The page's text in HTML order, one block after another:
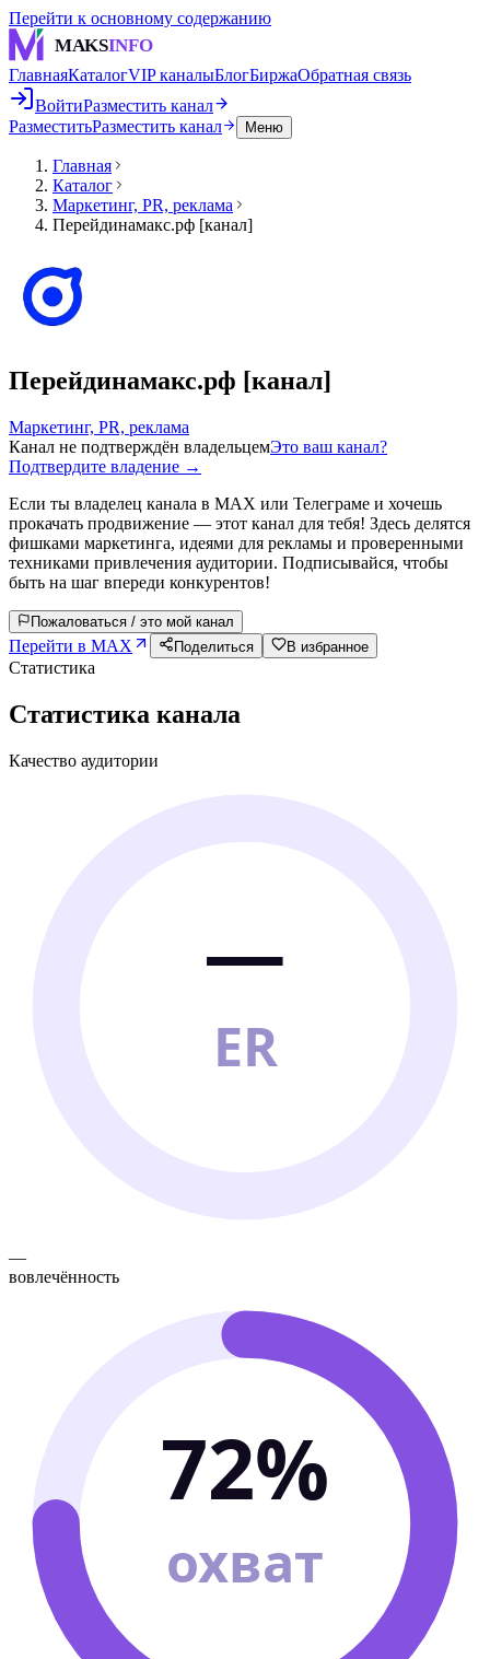
Перейти к основному содержанию
MAKSINFO
ГлавнаяКаталогVIP каналыБлогБиржаОбратная связь
ВойтиРазместить канал
РазместитьРазместить канал Меню
Главная
Каталог
Маркетинг, PR, реклама
Перейдинамакс.рф [канал]
Перейдинамакс.рф [канал]
Маркетинг, PR, реклама
Канал не подтверждён владельцемЭто ваш канал?
Подтвердите владение →
Если ты владелец канала в MAX или Телеграме и хочешь
прокачать продвижение — этот канал для тебя! Здесь делятся
фишками маркетинга, идеями для рекламы и проверенными
техниками привлечения аудитории. Подписывайся, чтобы
быть на шаг впереди конкурентов!
Пожаловаться / это мой канал
Перейти в MAX Поделиться В избранное
Статистика
Статистика канала
Качество аудитории
—
ER
—
вовлечённость
72%
охват